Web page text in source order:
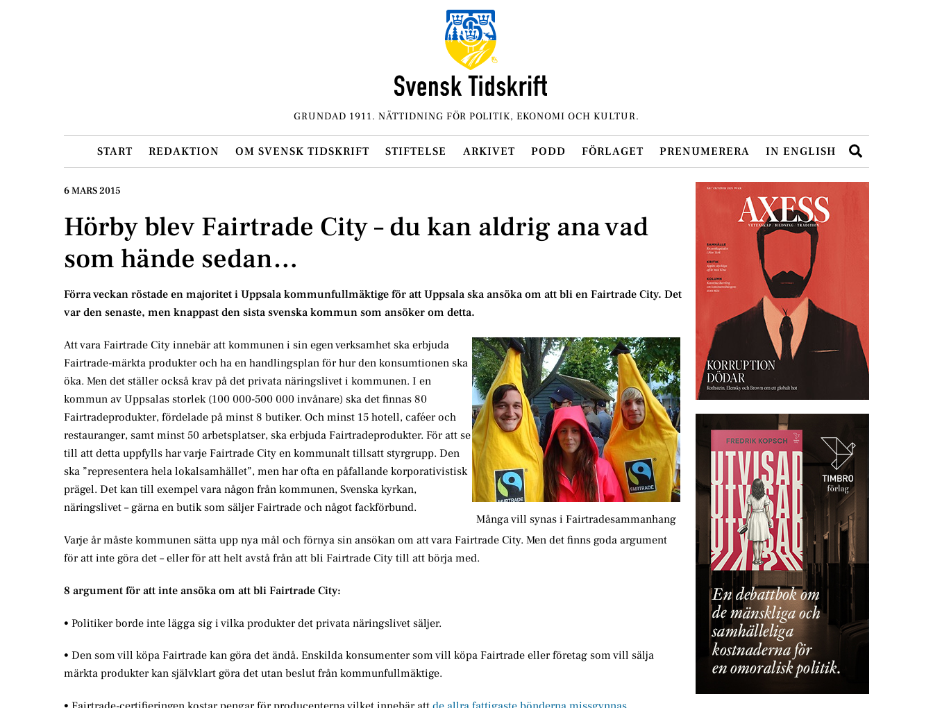
GRUNDAD 1911. NÄTTIDNING FÖR POLITIK, EKONOMI OCH KULTUR.
START REDAKTION OM SVENSK TIDSKRIFT STIFTELSE ARKIVET PODD FÖRLAGET PRENUMERERA IN ENGLISH
6 MARS 2015
Hörby blev Fairtrade City – du kan aldrig ana vad
som hände sedan…
Förra veckan röstade en majoritet i Uppsala kommunfullmäktige för att Uppsala ska ansöka om att bli en Fairtrade City. Det
var den senaste, men knappast den sista svenska kommun som ansöker om detta.
Många vill synas i Fairtradesammanhang
Att vara Fairtrade City innebär att kommunen i sin egen verksamhet ska erbjuda
Fairtrade-märkta produkter och ha en handlingsplan för hur den konsumtionen ska
öka. Men det ställer också krav på det privata näringslivet i kommunen. I en
kommun av Uppsalas storlek (100 000-500 000 invånare) ska det finnas 80
Fairtradeprodukter, fördelade på minst 8 butiker. Och minst 15 hotell, caféer och
restauranger, samt minst 50 arbetsplatser, ska erbjuda Fairtradeprodukter. För att se
till att detta uppfylls har varje Fairtrade City en kommunalt tillsatt styrgrupp. Den
ska ”representera hela lokalsamhället”, men har ofta en påfallande korporativistisk
prägel. Det kan till exempel vara någon från kommunen, Svenska kyrkan,
näringslivet – gärna en butik som säljer Fairtrade och något fackförbund.
Varje år måste kommunen sätta upp nya mål och förnya sin ansökan om att vara Fairtrade City. Men det finns goda argument
för att inte göra det – eller för att helt avstå från att bli Fairtrade City till att börja med.
8 argument för att inte ansöka om att bli Fairtrade City:
• Politiker borde inte lägga sig i vilka produkter det privata näringslivet säljer.
• Den som vill köpa Fairtrade kan göra det ändå. Enskilda konsumenter som vill köpa Fairtrade eller företag som vill sälja
märkta produkter kan självklart göra det utan beslut från kommunfullmäktige.